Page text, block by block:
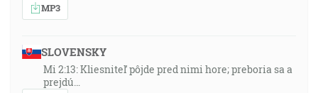
MP3
SLOVENSKY
Mi 2:13: Kliesniteľ pôjde pred nimi hore; preboria sa a
prejdú…